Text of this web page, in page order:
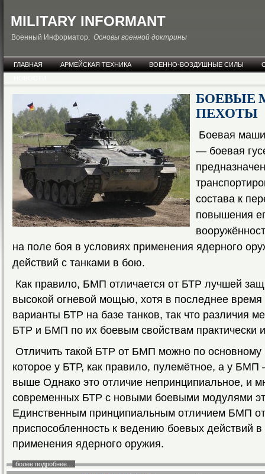
MILITARY INFORMANT
Военный Информатор. Основы военной доктрины
ГЛАВНАЯ АРМЕЙСКАЯ ТЕХНИКА ВОЕННО-ВОЗДУШНЫЕ СИЛЫ
ПЕХОТЫ
Боевая
— боевая
состава к
повышения
на поле боя в условиях применения ядерного
действий с танками в бою.
Как правило, БМП отличается от БТР лучшей
высокой огневой мощью, хотя в последнее время
варианты БТР на базе танков, так что различия
БТР и БМП по их боевым свойствам практически
Отличить такой БТР от БМП можно по
которое у БТР, как правило, пулемётное, а у
выше Однако это отличие непринципиальное, и
современных БТР с новыми боевыми модулями
Единственным принципиальным отличием БМП
приспособленность к ведению боевых действий в
применения ядерного оружия.
более подробнее...